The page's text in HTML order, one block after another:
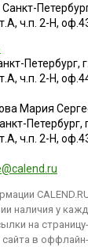
ч.п. 2-Н,
Петербург,
ч.п. 2-Н,
Мария
Петербург,
ч.п. 2-Н,
наличия у
на
в